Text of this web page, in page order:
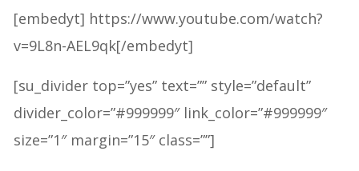
[embedyt] https://www.youtube.com/watch?
v=9L8n-AEL9qk[/embedyt]
[su_divider top=”yes” text=”” style=”default”
divider_color=”#999999″ link_color=”#999999″
size=”1″ margin=”15″ class=””]